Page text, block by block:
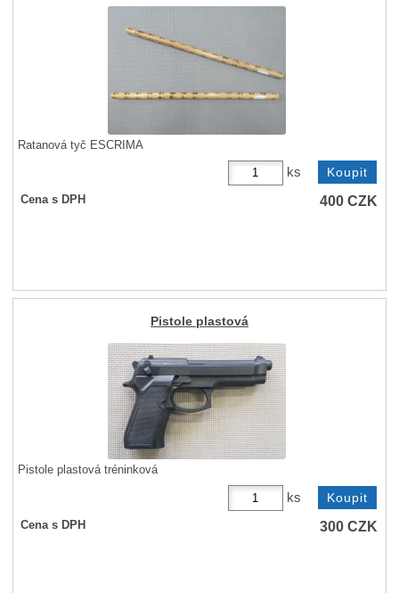
Ratanová tyč ESCRIMA
ks
Cena s DPH 400CZK
Pistole plastová
Pistole plastová tréninková
ks
Cena s DPH 300CZK